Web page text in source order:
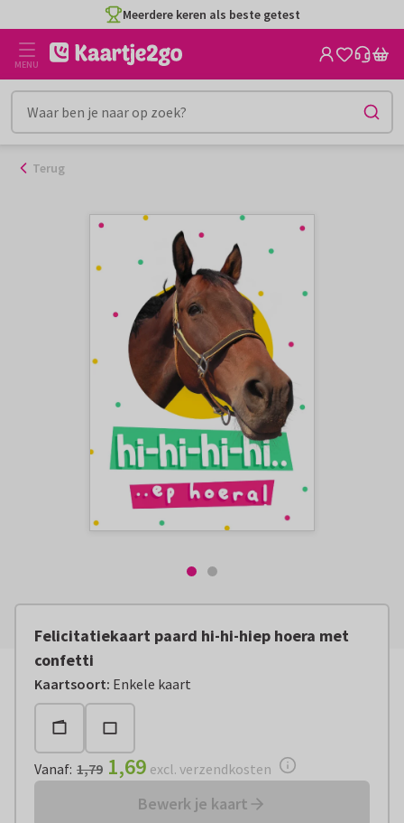
naar
inhoud
Meerdere keren als beste getest
MENU
Terug
Felicitatiekaart paard hi-hi-hiep hoera met
confetti
Kaartsoort: Enkele kaart
Vanaf: € 1,69 excl. verzendkosten
Vanaf: 1,79 1,69 excl. verzendkosten
Bewerk je kaart